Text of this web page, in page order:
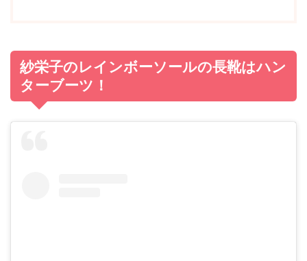
紗栄子のレインボーソールの長靴はハン
ターブーツ！